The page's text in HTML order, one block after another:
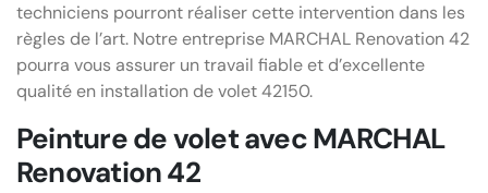
techniciens pourront réaliser cette intervention dans les
règles de l’art. Notre entreprise MARCHAL Renovation 42
pourra vous assurer un travail fiable et d’excellente
qualité en installation de volet 42150.
Peinture de volet avec MARCHAL
Renovation 42